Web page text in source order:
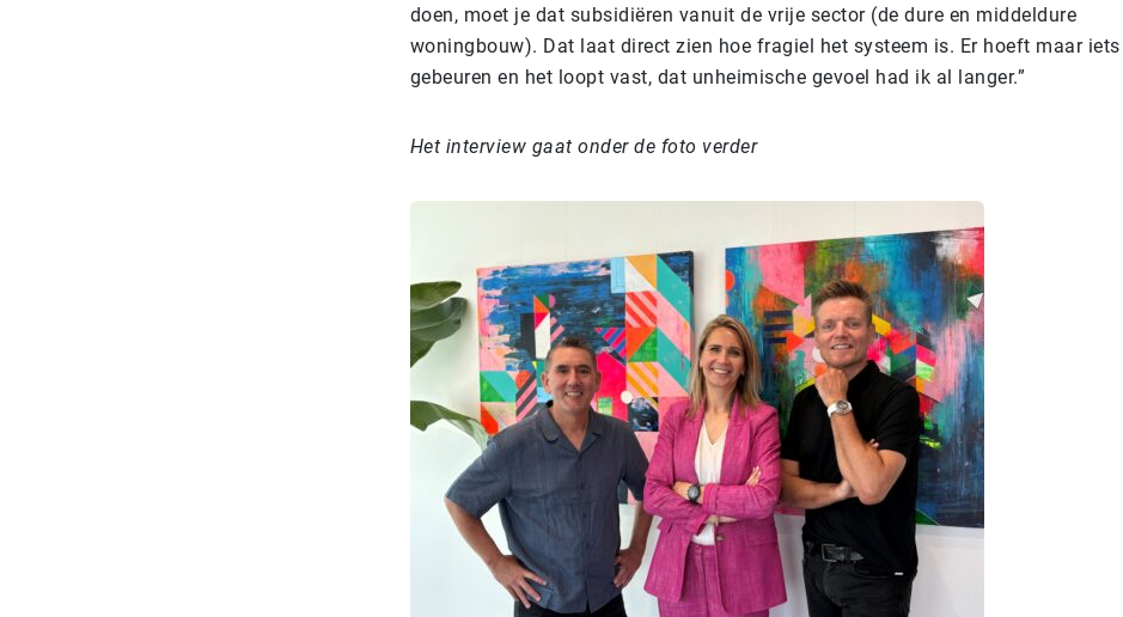
doen, moet je dat subsidiëren vanuit de vrije sector (de dure en middeldure
woningbouw). Dat laat direct zien hoe fragiel het systeem is. Er hoeft maar
gebeuren en het loopt vast, dat unheimische gevoel had ik al langer.”
Het interview gaat onder de foto verder